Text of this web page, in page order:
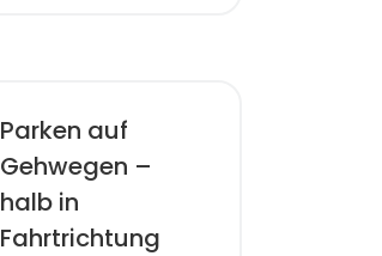
Parken auf
Gehwegen –
halb in
Fahrtrichtung